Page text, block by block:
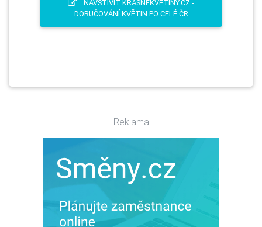
NAVŠTÍVIT KRASNEKVETINY.CZ -
DORUČOVÁNÍ KVĚTIN PO CELÉ ČR
Reklama